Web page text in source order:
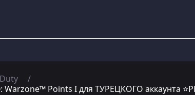
Points I для ТУРЕЦКОГО аккаунта